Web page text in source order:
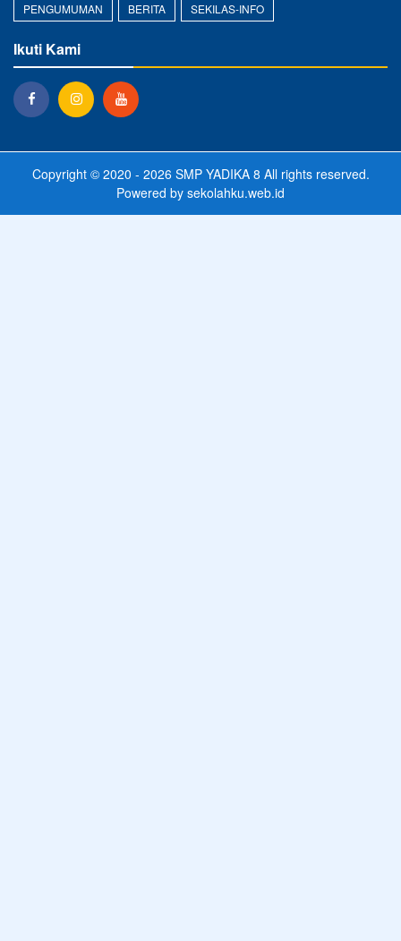
PENGUMUMAN BERITA SEKILAS-INFO
Ikuti Kami
Copyright © 2020 - 2026 SMP YADIKA 8 All rights reserved.
Powered by sekolahku.web.id